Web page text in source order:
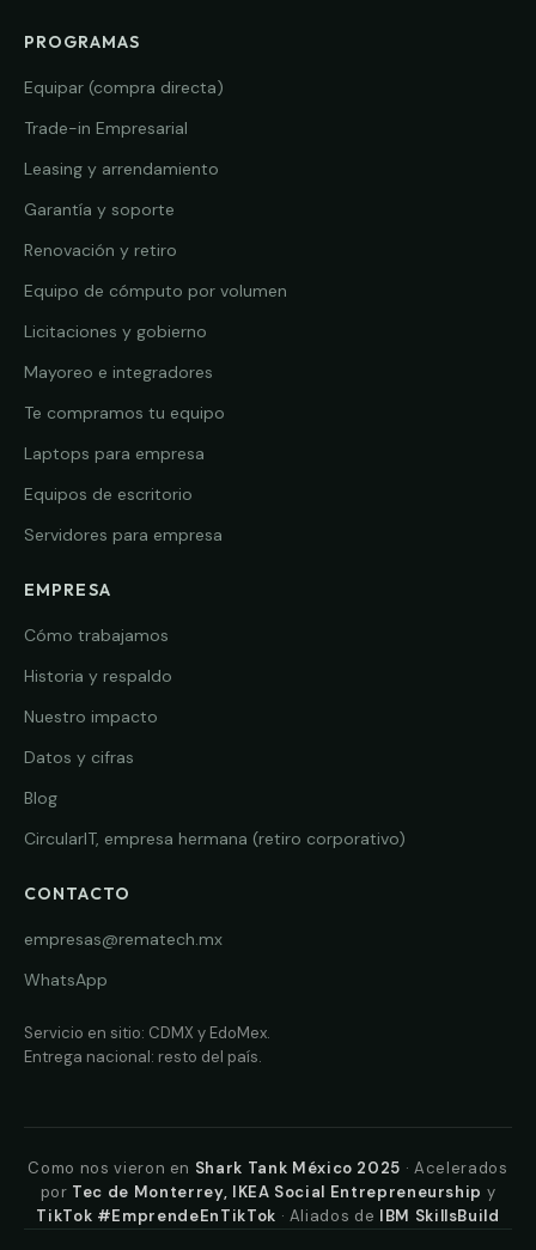
PROGRAMAS
Equipar (compra directa)
Trade-in Empresarial
Leasing y arrendamiento
Garantía y soporte
Renovación y retiro
Equipo de cómputo por volumen
Licitaciones y gobierno
Mayoreo e integradores
Te compramos tu equipo
Laptops para empresa
Equipos de escritorio
Servidores para empresa
EMPRESA
Cómo trabajamos
Historia y respaldo
Nuestro impacto
Datos y cifras
Blog
CircularIT, empresa hermana (retiro corporativo)
CONTACTO
empresas@rematech.mx
WhatsApp
Servicio en sitio: CDMX y EdoMex.
Entrega nacional: resto del país.
Como nos vieron en Shark Tank México 2025 · Acelerados
por Tec de Monterrey, IKEA Social Entrepreneurship y
TikTok #EmprendeEnTikTok · Aliados de IBM SkillsBuild